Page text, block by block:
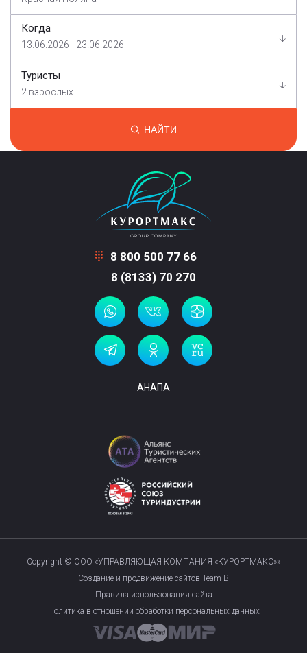
Когда
13.06.2026 - 23.06.2026
Туристы
2 взрослых
НАЙТИ
8 800 500 77 66
8 (8133) 70 270
АНАПА
Copyright © ООО «УПРАВЛЯЮЩАЯ КОМПАНИЯ «КУРОРТМАКС»»
Создание и продвижение сайтов Team-B
Правила использования сайта
Политика в отношении обработки персональных данных